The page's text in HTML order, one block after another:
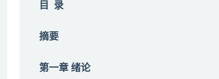
目 录
摘要
第一章 绪论